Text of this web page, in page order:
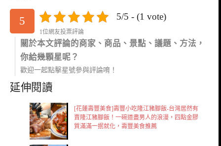
5 5/5 - (1 vote)
1位網友投票評論
關於本文評論的商家、商品、景點、議題、方法，
你給幾顆星呢？
歡迎一起點擊星號參與評論唷！
延伸閱讀
[花蓮壽豐美食]壽豐小吃隆江豬腳飯-台灣居然有
賣隆江豬腳飯！一碗道盡男人的浪漫，四點金膠
質滿滿一抿就化，壽豐美食推薦